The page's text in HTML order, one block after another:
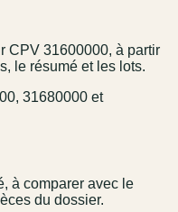
CPV 31600000, à partir
le résumé et les lots.
31680000 et
à comparer avec le
du dossier.